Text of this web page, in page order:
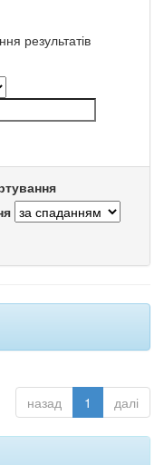
результатів
назад 1 далі